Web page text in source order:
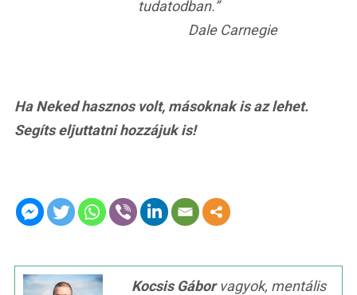
tudatodban.”
Dale Carnegie
Ha Neked hasznos volt, másoknak is az lehet.
Segíts eljuttatni hozzájuk is!
Kocsis Gáborvagyok, mentális